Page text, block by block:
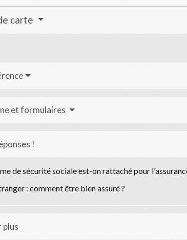
carte
et formulaires
!
de sécurité sociale est-on rattaché pour
: comment être bien assuré ?
plus